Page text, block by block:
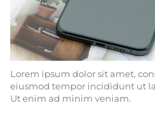
Lorem ipsum dolor sit amet,
eiusmod tempor incididunt ut
Ut enim ad minim veniam.